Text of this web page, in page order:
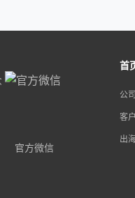
官方微信
首
公
客
出